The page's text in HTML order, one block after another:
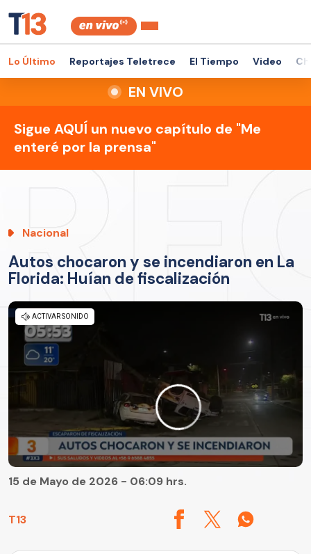
Lo Último Reportajes Teletrece El Tiempo Video
EN VIVO
Sigue AQUÍ un nuevo capítulo de "Me
enteré por la prensa"
Nacional
Autos chocaron y se incendiaron en La
Florida: Huían de fiscalización
T13
15 de Mayo de 2026 - 06:09 hrs.